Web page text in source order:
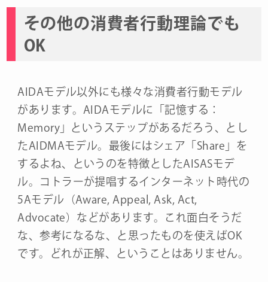
その他の消費者行動理論でも
OK
AIDAモデル以外にも様々な消費者行動モデル
があります。AIDAモデルに「記憶する：
Memory」というステップがあるだろう、とし
たAIDMAモデル。最後にはシェア「Share」を
するよね、というのを特徴としたAISASモデ
ル。コトラーが提唱するインターネット時代の
5Aモデル（Aware, Appeal, Ask, Act,
Advocate）などがあります。これ面白そうだ
な、参考になるな、と思ったものを使えばOK
です。どれが正解、ということはありません。